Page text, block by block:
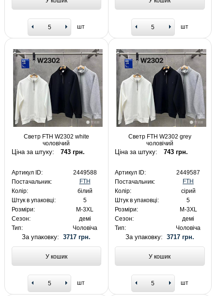
шт шт
Светр FTH W2302 white
чоловічий
Ціна за штуку: 743 грн.
Артикул ID:
2449588
Постачальник:
FTH
Колір:
білий
Штук в упаковці:
5
Розміри:
M-3XL
Сезон:
демі
Тип:
Чоловіча
За упаковку:3717 грн.
У кошик
шт
Светр FTH W2302 grey
чоловічий
Ціна за штуку: 743 грн.
Артикул ID:
2449587
Постачальник:
FTH
Колір:
сірий
Штук в упаковці:
5
Розміри:
M-3XL
Сезон:
демі
Тип:
Чоловіча
За упаковку: 3717 грн.
У кошик
шт